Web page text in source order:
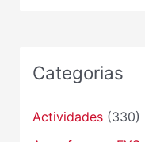
Categorias
Actividades(330)